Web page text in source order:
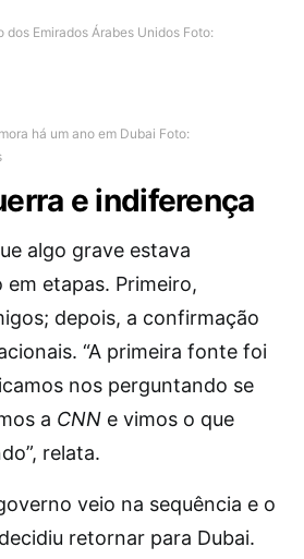
Emirados Árabes Unidos Foto:
há um ano em Dubai Foto:
e indiferença
algo grave estava
etapas. Primeiro,
depois, a confirmação
“A primeira fonte foi
nos perguntando se
a CNN e vimos o que
relata.
veio na sequência e o
retornar para Dubai.